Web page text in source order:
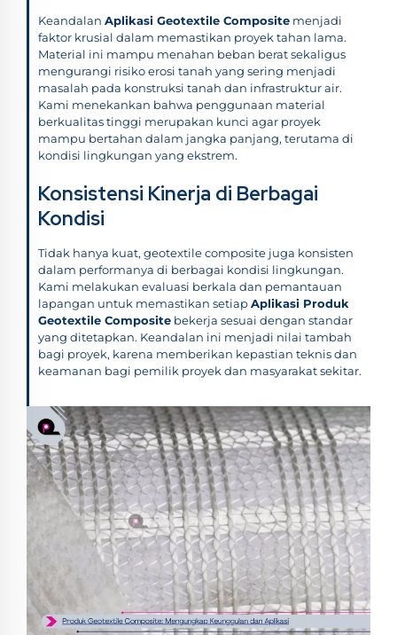
Keandalan Aplikasi Geotextile Composite menjadi
faktor krusial dalam memastikan proyek tahan lama.
Material ini mampu menahan beban berat sekaligus
mengurangi risiko erosi tanah yang sering menjadi
masalah pada konstruksi tanah dan infrastruktur air.
Kami menekankan bahwa penggunaan material
berkualitas tinggi merupakan kunci agar proyek
mampu bertahan dalam jangka panjang, terutama di
kondisi lingkungan yang ekstrem.
Konsistensi Kinerja di Berbagai
Kondisi
Tidak hanya kuat, geotextile composite juga konsisten
dalam performanya di berbagai kondisi lingkungan.
Kami melakukan evaluasi berkala dan pemantauan
lapangan untuk memastikan setiapAplikasi Produk
Geotextile Composite bekerja sesuai dengan standar
yang ditetapkan. Keandalan ini menjadi nilai tambah
bagi proyek, karena memberikan kepastian teknis dan
keamanan bagi pemilik proyek dan masyarakat sekitar.